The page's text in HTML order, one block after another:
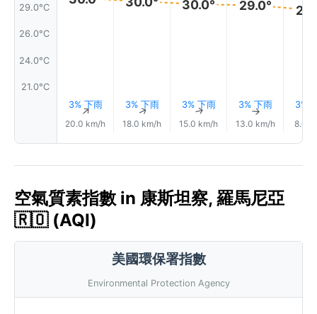
29.0°C
26.0°C
24.0°C
21.0°C
3% 下雨
↑
20.0 km/h
3% 下雨
↑
18.0 km/h
30.0°
3% 下雨
↑
15.0 km/h
29.0°
3% 下雨
↑
13.0 km/h
3%
8.0
空氣質素指數 in 康斯坦察, 羅馬尼亞
🇷🇴 (AQI)
美國環保署指數
Environmental Protection Agency